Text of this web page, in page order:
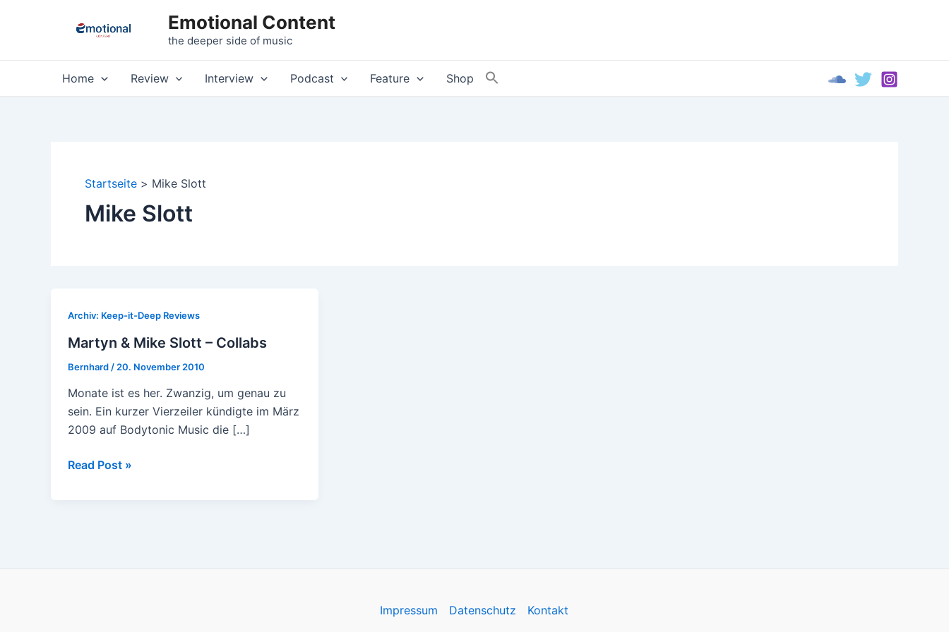
Emotional Content
the deeper side of music
Home Review Interview Podcast Feature Shop
Startseite Mike Slott
Mike Slott
Archiv: Keep-it-Deep Reviews
Martyn & Mike Slott – Collabs
Bernhard / 20. November 2010
Monate ist es her. Zwanzig, um genau zu
sein. Ein kurzer Vierzeiler kündigte im März
2009 auf Bodytonic Music die […]
Martyn
Read Post »
Impressum Datenschutz Kontakt